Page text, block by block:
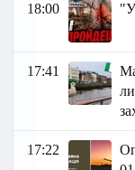
18:00
17:41
17:22